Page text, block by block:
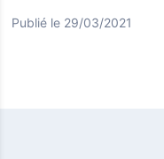
Publié le 29/03/2021